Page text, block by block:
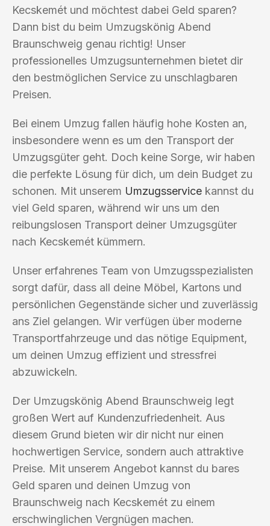
Kecskemét und möchtest dabei Geld sparen?
Dann bist du beim Umzugskönig Abend
Braunschweig genau richtig! Unser
professionelles Umzugsunternehmen bietet dir
den bestmöglichen Service zu unschlagbaren
Preisen.
Bei einem Umzug fallen häufig hohe Kosten an,
insbesondere wenn es um den Transport der
Umzugsgüter geht. Doch keine Sorge, wir haben
die perfekte Lösung für dich, um dein Budget zu
schonen. Mit unserem Umzugsservice kannst du
viel Geld sparen, während wir uns um den
reibungslosen Transport deiner Umzugsgüter
nach Kecskemét kümmern.
Unser erfahrenes Team von Umzugsspezialisten
sorgt dafür, dass all deine Möbel, Kartons und
persönlichen Gegenstände sicher und zuverlässig
ans Ziel gelangen. Wir verfügen über moderne
Transportfahrzeuge und das nötige Equipment,
um deinen Umzug effizient und stressfrei
abzuwickeln.
Der Umzugskönig Abend Braunschweig legt
großen Wert auf Kundenzufriedenheit. Aus
diesem Grund bieten wir dir nicht nur einen
hochwertigen Service, sondern auch attraktive
Preise. Mit unserem Angebot kannst du bares
Geld sparen und deinen Umzug von
Braunschweig nach Kecskemét zu einem
erschwinglichen Vergnügen machen.